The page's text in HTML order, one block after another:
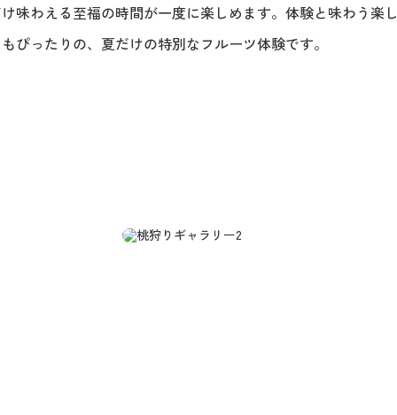
味わえる至福の時間が一度に楽しめます。体験と味わう楽
ぴったりの、夏だけの特別なフルーツ体験です。